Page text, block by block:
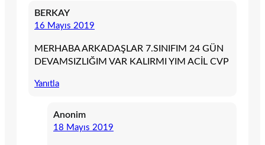
BERKAY
16 Mayıs 2019
MERHABA ARKADAŞLAR 7.SINIFIM 24 GÜN
DEVAMSIZLIĞIM VAR KALIRMI YIM ACİL CVP
Yanıtla
Anonim
18 Mayıs 2019